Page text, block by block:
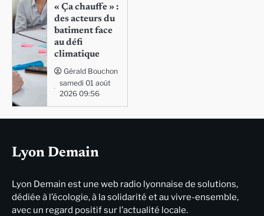
« Ça chauffe » :
des acteurs du
batiment face
au défi
climatique
Gérald Bouchon
samedi 01 août
2026 09:56
Lyon Demain
Lyon Demain est une web radio lyonnaise de solutions,
dédiée à l’écologie, à la solidarité et au vivre-ensemble,
avec un regard positif sur l’actualité locale.